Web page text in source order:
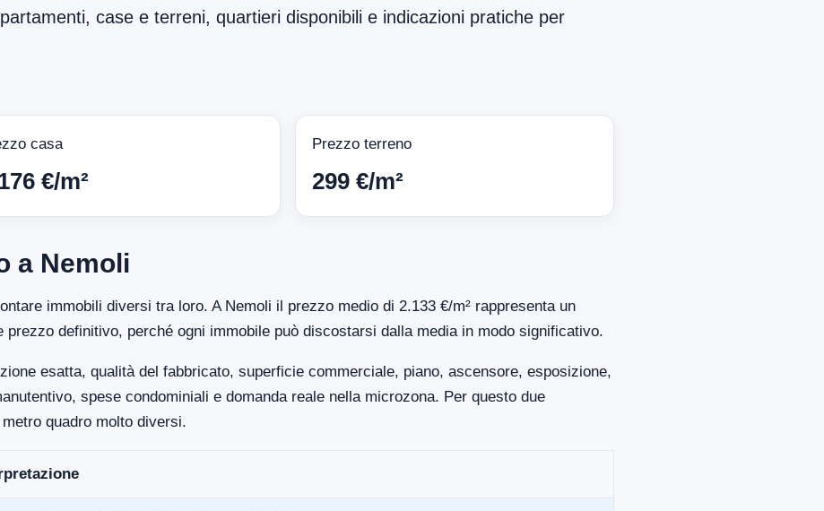
case e terreni, quartieri disponibili e indicazioni pratiche per
casa
€/m²
Prezzo terreno
299 €/m²
a Nemoli
immobili diversi tra loro. A Nemoli il prezzo medio di 2.133 €/m² rappresenta un
definitivo, perché ogni immobile può discostarsi dalla media in modo significativo.
esatta, qualità del fabbricato, superficie commerciale, piano, ascensore, esposizione,
spese condominiali e domanda reale nella microzona. Per questo due
quadro molto diversi.